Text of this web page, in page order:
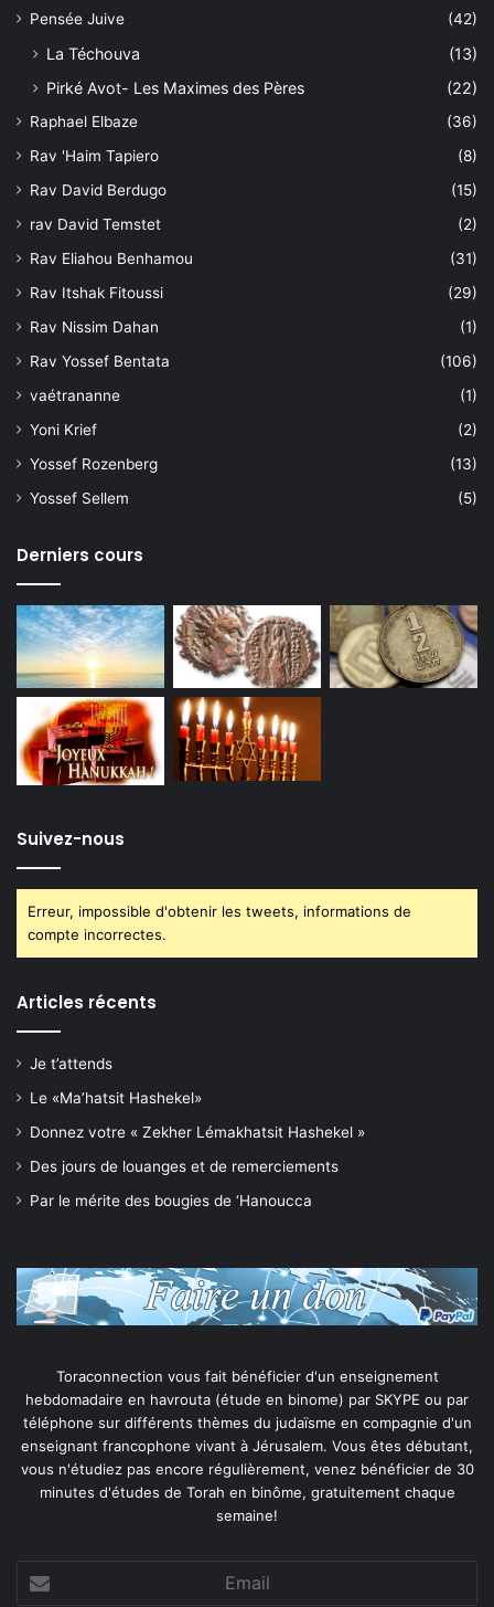
Pensée Juive (42)
La Téchouva
(13)
Pirké Avot- Les Maximes des Pères
(22)
Raphael Elbaze
(36)
Rav 'Haim Tapiero
(8)
Rav David Berdugo
(15)
rav David Temstet
(2)
Rav Eliahou Benhamou
(31)
Rav Itshak Fitoussi
(29)
Rav Nissim Dahan
(1)
Rav Yossef Bentata
(106)
vaétrananne
(1)
Yoni Krief
(2)
Yossef Rozenberg
(13)
Yossef Sellem
(5)
Derniers cours
Suivez-nous
Erreur, impossible d'obtenir les tweets, informations de
compte incorrectes.
Articles récents
Je t’attends
Le «Ma’hatsit Hashekel»
Donnez votre « Zekher Lémakhatsit Hashekel »
Des jours de louanges et de remerciements
Par le mérite des bougies de ‘Hanoucca
Toraconnection vous fait bénéficier d'un enseignement
hebdomadaire en havrouta (étude en binome) par SKYPE ou par
téléphone sur différents thèmes du judaïsme en compagnie d'un
enseignant francophone vivant à Jérusalem. Vous êtes débutant,
vous n'étudiez pas encore régulièrement, venez bénéficier de 30
minutes d'études de Torah en binôme, gratuitement chaque
semaine!